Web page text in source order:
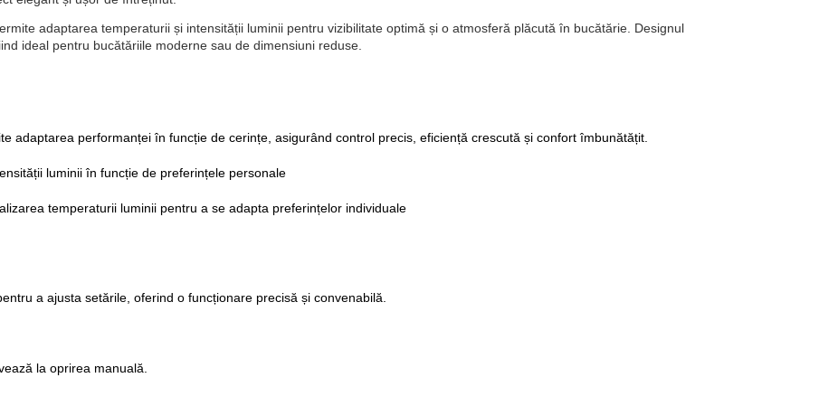
adaptarea temperaturii și intensității luminii pentru vizibilitate optimă și o atmosferă plăcută în bucătărie. Designul
ideal pentru bucătăriile moderne sau de dimensiuni reduse.
adaptarea performanței în funcție de cerințe, asigurând control precis, eficiență crescută și confort îmbunătățit.
luminii în funcție de preferințele personale
temperaturii luminii pentru a se adapta preferințelor individuale
a ajusta setările, oferind o funcționare precisă și convenabilă.
la oprirea manuală.